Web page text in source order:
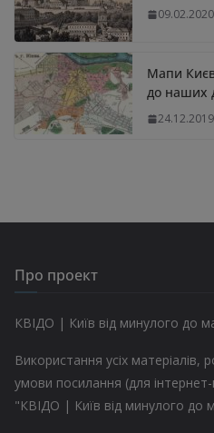
09.02.2020
Мапи
до наших
24.12.2019
Про проект
КВІДО | Київ від минулого до
Використання усіх матеріалів,
умови посилання (для
"КВІДО | Київ від минулого до